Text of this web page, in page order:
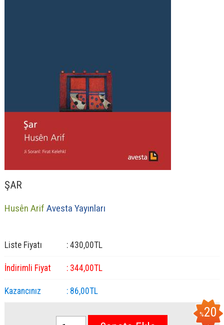
ŞAR
Husên Arif Avesta Yayınları
Liste Fiyatı : 430,00TL
İndirimli Fiyat : 344,00TL
Kazancınız : 86,00TL
%20